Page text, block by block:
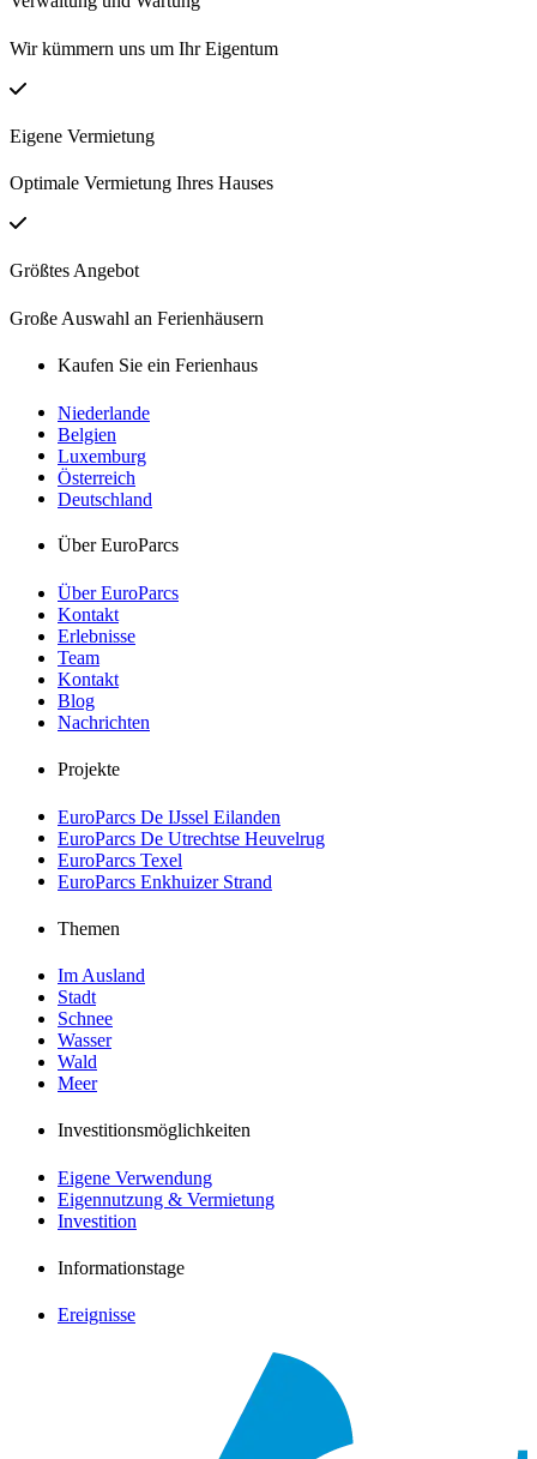
Wir kümmern uns um Ihr Eigentum
Eigene Vermietung
Optimale Vermietung Ihres Hauses
Größtes Angebot
Große Auswahl an Ferienhäusern
Kaufen Sie ein Ferienhaus
Niederlande
Belgien
Luxemburg
Österreich
Deutschland
Über EuroParcs
Über EuroParcs
Kontakt
Erlebnisse
Team
Kontakt
Blog
Nachrichten
Projekte
EuroParcs De IJssel Eilanden
EuroParcs De Utrechtse Heuvelrug
EuroParcs Texel
EuroParcs Enkhuizer Strand
Themen
Im Ausland
Stadt
Schnee
Wasser
Wald
Meer
Investitionsmöglichkeiten
Eigene Verwendung
Eigennutzung & Vermietung
Investition
Informationstage
Ereignisse